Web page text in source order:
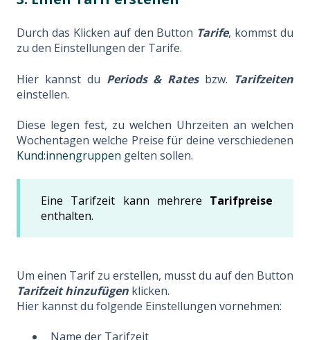
Durch das Klicken auf den Button Tarife, kommst du
zu den Einstellungen der Tarife.
Hier kannst du Periods & Ratesbzw. Tarifzeiten
einstellen.
Diese legen fest, zu welchen Uhrzeiten an welchen
Wochentagen welche Preise für deine verschiedenen
Kund:innengruppen gelten sollen.
Eine Tarifzeit kann mehrere Tarifpreise
enthalten.
Um einen Tarif zu erstellen, musst du auf den Button
Tarifzeit hinzufügen klicken.
Hier kannst du folgende Einstellungen vornehmen:
Name der Tarifzeit